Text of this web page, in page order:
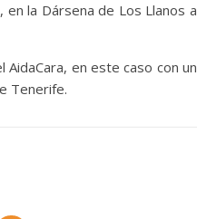
la Dársena de Los Llanos a
en este caso con un
Tenerife.